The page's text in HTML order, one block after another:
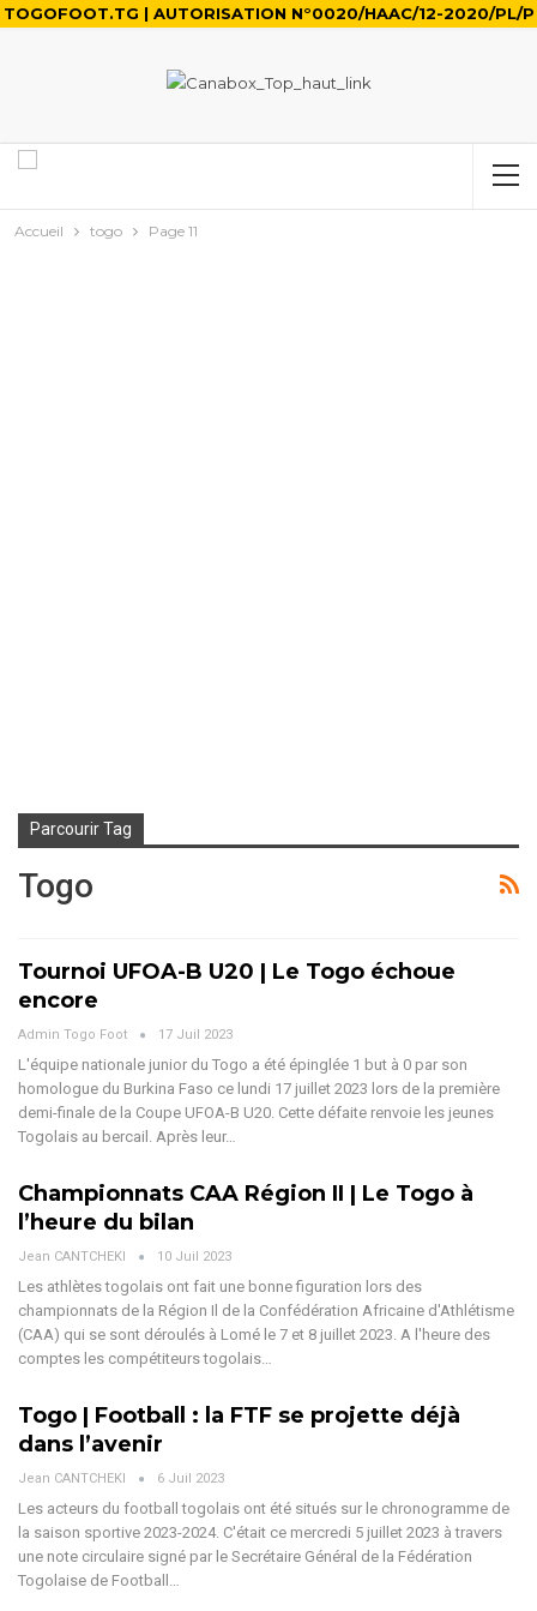
TOGOFOOT.TG | AUTORISATION N°0020/HAAC/12-2020/PL/P
Accueil togo Page 11
Parcourir Tag
Togo
Tournoi UFOA-B U20 | Le Togo échoue
encore
Admin Togo Foot 17 Juil 2023
L'équipe nationale junior du Togo a été épinglée 1 but à 0 par son
homologue du Burkina Faso ce lundi 17 juillet 2023 lors de la première
demi-finale de la Coupe UFOA-B U20. Cette défaite renvoie les jeunes
Togolais au bercail. Après leur…
Championnats CAA Région II | Le Togo à
l’heure du bilan
Jean CANTCHEKI 10 Juil 2023
Les athlètes togolais ont fait une bonne figuration lors des
championnats de la Région Il de la Confédération Africaine d'Athlétisme
(CAA) qui se sont déroulés à Lomé le 7 et 8 juillet 2023. A l'heure des
comptes les compétiteurs togolais…
Togo | Football : la FTF se projette déjà
dans l’avenir
Jean CANTCHEKI 6 Juil 2023
Les acteurs du football togolais ont été situés sur le chronogramme de
la saison sportive 2023-2024. C'était ce mercredi 5 juillet 2023 à travers
une note circulaire signé par le Secrétaire Général de la Fédération
Togolaise de Football…